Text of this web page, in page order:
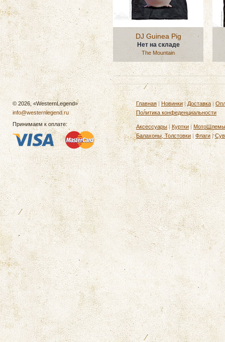
DJ Guinea Pig
Нет на складе
The Mountain
© 2026, «WesternLegend»
info@westernlegend.ru
Принимаем к оплате:
Главная|Новинки|Доставка |
Политика конфеденциальности
Аксессуары| Куртки |МотоШлемы
Балахоны, Толстовки | Флаги |